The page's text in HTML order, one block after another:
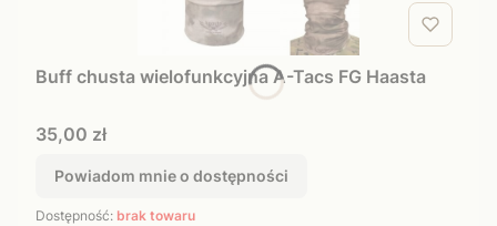
Buff chusta wielofunkcyjna A-Tacs FG Haasta
Cena
35,00 zł
Powiadom mnie o dostępności
Dostępność: brak towaru